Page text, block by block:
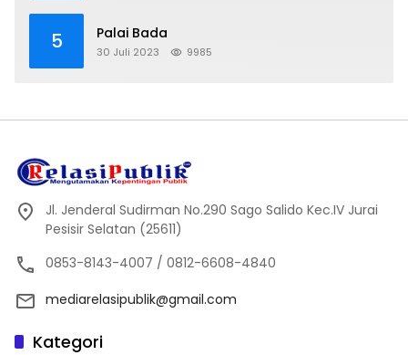
5 Palai Bada
30 Juli 2023 9985
Jl. Jenderal Sudirman No.290 Sago Salido Kec.IV Jurai
Pesisir Selatan (25611)
0853-8143-4007 / 0812-6608-4840
mediarelasipublik@gmail.com
Kategori